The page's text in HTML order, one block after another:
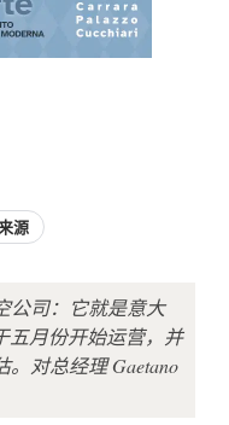
源
公司：它就是意大
五月份开始运营，并
对总经理 Gaetano